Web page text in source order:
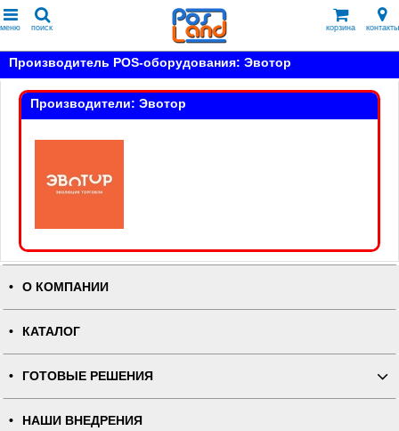
меню поиск корзина контакты
Производитель POS-оборудования: Эвотор
Производители: Эвотор
О КОМПАНИИ
КАТАЛОГ
ГОТОВЫЕ РЕШЕНИЯ
НАШИ ВНЕДРЕНИЯ